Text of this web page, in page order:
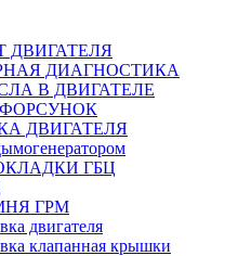
ДВИГАТЕЛЯ
ДИАГНОСТИКА
В ДВИГАТЕЛЕ
ДВИГАТЕЛЯ
ГБЦ
ГРМ
двигателя
клапанная крышки